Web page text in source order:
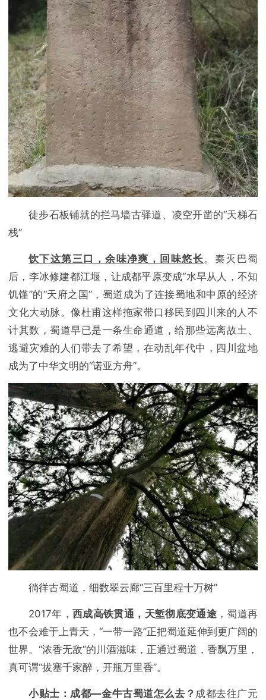
徒步石板铺就的拦马墙古驿道、凌空开凿的“天梯石
栈”
饮下这第三口，余味净爽，回味悠长。秦灭巴蜀
后，李冰修建都江堰，让成都平原变成“水旱从人，不知
饥馑”的“天府之国”，蜀道成为了连接蜀地和中原的经济
文化大动脉。像杜甫这样拖家带口移民到四川来的人不
计其数，蜀道早已是一条生命通道，给那些远离故土、
逃避灾难的人们带去了希望，在动乱年代中，四川盆地
成为了中华文明的“诺亚方舟”。
徜徉古蜀道，细数翠云廊“三百里程十万树”
2017年，西成高铁贯通，天堑彻底变通途，蜀道再
也不会难于上青天，“一带一路”正把蜀道延伸到更广阔的
世界。“浓香无敌”的川酒滋味，正通过蜀道，香飘万里，
真可谓“拔塞千家醉，开瓶万里香”。
小贴士：成都—金牛古蜀道怎么去？ 成都去往广元